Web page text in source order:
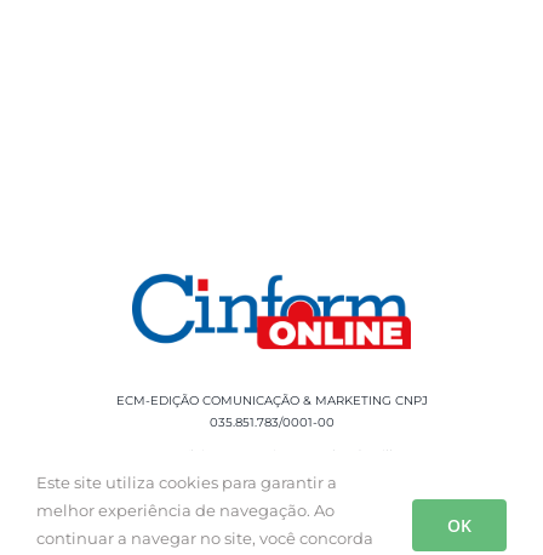
ECM-EDIÇÃO COMUNICAÇÃO & MARKETING CNPJ
035.851.783/0001-00
Rua Sílvio Cesar Leite, 90 Salgado Filho -
Aracaju, SE, CEP: 49020-060 Fone: +55 79
Este site utiliza cookies para garantir a
melhor experiência de navegação. Ao
continuar a navegar no site, você concorda
OK